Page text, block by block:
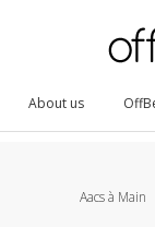
About us
Aacs à Main